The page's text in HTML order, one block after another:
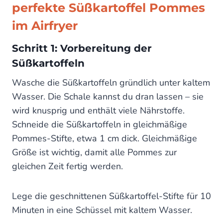
perfekte Süßkartoffel Pommes
im Airfryer
Schritt 1: Vorbereitung der
Süßkartoffeln
Wasche die Süßkartoffeln gründlich unter kaltem
Wasser. Die Schale kannst du dran lassen – sie
wird knusprig und enthält viele Nährstoffe.
Schneide die Süßkartoffeln in gleichmäßige
Pommes-Stifte, etwa 1 cm dick. Gleichmäßige
Größe ist wichtig, damit alle Pommes zur
gleichen Zeit fertig werden.
Lege die geschnittenen Süßkartoffel-Stifte für 10
Minuten in eine Schüssel mit kaltem Wasser.